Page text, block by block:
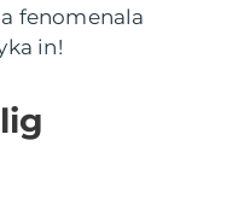
fenomenala
in!